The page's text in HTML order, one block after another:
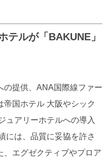
テルが「BAKUNE」
の提供、ANA国際線ファー
帝国ホテル 大阪やシック
ュアリーホテルへの導入
には、品質に妥協を許さ
、エグゼクティブやプロア